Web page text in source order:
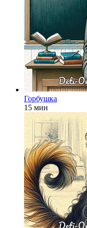
Горбушка
15 мин